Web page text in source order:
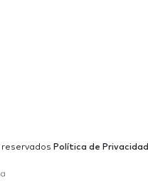
reservados Política de Privacidad